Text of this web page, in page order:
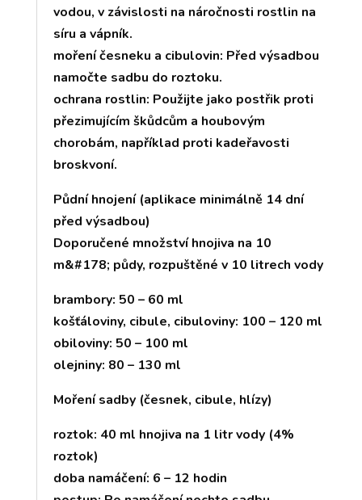
vodou, v závislosti na náročnosti rostlin na
síru a vápník.
moření česneku a cibulovin: Před výsadbou
namočte sadbu do roztoku.
ochrana rostlin: Použijte jako postřik proti
přezimujícím škůdcům a houbovým
chorobám, například proti kadeřavosti
broskvoní.
Půdní hnojení (aplikace minimálně 14 dní
před výsadbou)
Doporučené množství hnojiva na 10
m&#178; půdy, rozpuštěné v 10 litrech vody
brambory: 50 – 60 ml
košťáloviny, cibule, cibuloviny: 100 – 120 ml
obiloviny: 50 – 100 ml
olejniny: 80 – 130 ml
Moření sadby (česnek, cibule, hlízy)
roztok: 40 ml hnojiva na 1 litr vody (4%
roztok)
doba namáčení: 6 – 12 hodin